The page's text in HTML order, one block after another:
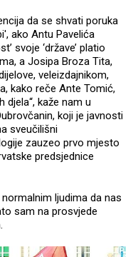
da se shvati poruka
ako Antu Pavelića
svoje ‘države’ platio
a Josipa Broza Tita,
veleizdajnikom,
kako reče Ante Tomić,
kaže nam u
koji je javnosti
sveučilišni
zauzeo prvo mjesto
predsjednice
ljudima da nas
sam na prosvjede